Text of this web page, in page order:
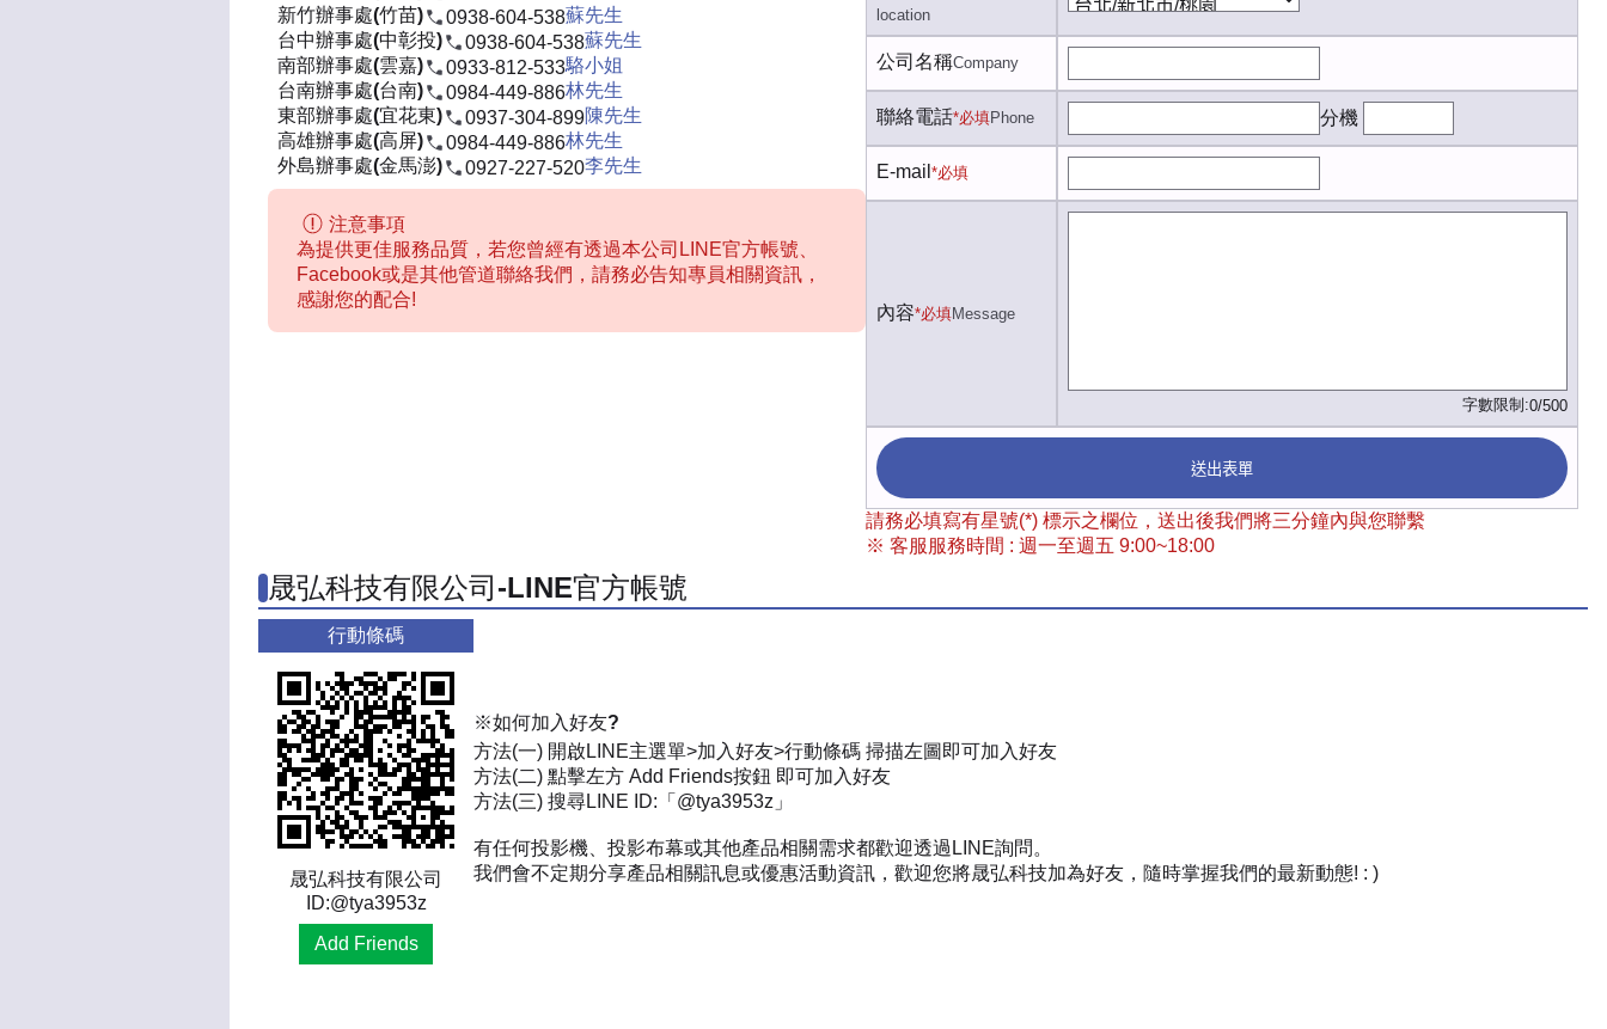
新竹辦事處(竹苗)
0938-604-538蘇先生
台中辦事處(中彰投)
0938-604-538蘇先生
南部辦事處(雲嘉)
0933-812-533駱小姐
台南辦事處(台南)
0984-449-886林先生
東部辦事處(宜花東)
0937-304-899陳先生
高雄辦事處(高屏)
0984-449-886林先生
外島辦事處(金馬澎)
0927-227-520李先生
注意事項
為提供更佳服務品質，若您曾經有透過本公司LINE官方帳號、
Facebook或是其他管道聯絡我們，請務必告知專員相關資訊，
感謝您的配合!
location
公司名稱Company
聯絡電話*必填Phone 分機
E-mail *必填
內容*必填Message
字數限制:0/500
送出表單
請務必填寫有星號(*) 標示之欄位，送出後我們將三分鐘內與您聯繫
※ 客服服務時間 : 週一至週五 9:00~18:00
晟弘科技有限公司-LINE官方帳號
行動條碼
晟弘科技有限公司
ID:@tya3953z
Add Friends
※如何加入好友?
方法(一) 開啟LINE主選單>加入好友>行動條碼 掃描左圖即可加入好友
方法(二) 點擊左方 Add Friends按鈕 即可加入好友
方法(三) 搜尋LINE ID:「@tya3953z」
有任何投影機、投影布幕或其他產品相關需求都歡迎透過LINE詢問。
我們會不定期分享產品相關訊息或優惠活動資訊，歡迎您將晟弘科技加為好友，隨時掌握我們的最新動態! : )